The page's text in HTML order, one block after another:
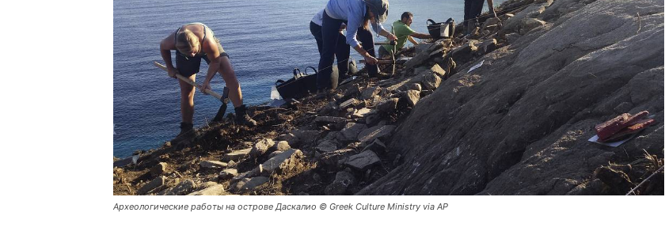
Археологические работы на острове Даскалио © Greek Culture Ministry via AP